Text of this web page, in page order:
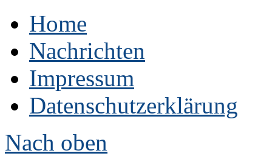
Home
Nachrichten
Impressum
Datenschutzerklärung
Nach oben